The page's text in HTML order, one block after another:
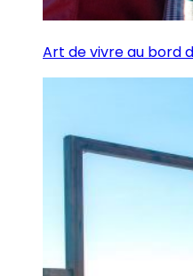
Art de vivre au bord